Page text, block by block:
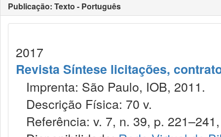
Publicação: Texto - Português
2017
Revista Síntese licitações,
Imprenta: São Paulo, IOB, 2011.
Descrição Física: 70 v.
Referência: v. 7, n. 39, p.